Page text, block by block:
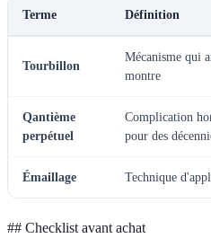
Terme Définition
Tourbillon
Mécanisme qui
montre
Qantième
perpétuel
Complication
pour des
Émaillage Technique
## Checklist avant achat